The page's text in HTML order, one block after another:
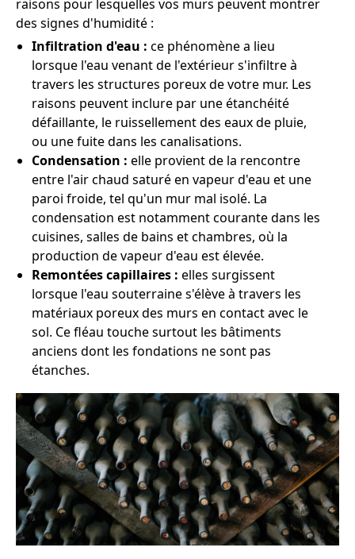
raisons pour lesquelles vos murs peuvent montrer
des signes d'humidité :
Infiltration d'eau : ce phénomène a lieu
lorsque l'eau venant de l'extérieur s'infiltre à
travers les structures poreux de votre mur. Les
raisons peuvent inclure par une étanchéité
défaillante, le ruissellement des eaux de pluie,
ou une fuite dans les canalisations.
Condensation : elle provient de la rencontre
entre l'air chaud saturé en vapeur d'eau et une
paroi froide, tel qu'un mur mal isolé. La
condensation est notamment courante dans les
cuisines, salles de bains et chambres, où la
production de vapeur d'eau est élevée.
Remontées capillaires : elles surgissent
lorsque l'eau souterraine s'élève à travers les
matériaux poreux des murs en contact avec le
sol. Ce fléau touche surtout les bâtiments
anciens dont les fondations ne sont pas
étanches.